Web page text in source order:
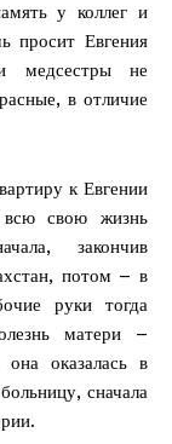
у коллег и
просит Евгения
медсестры не
в отличие
к Евгении
свою жизнь
закончив
потом – в
руки тогда
матери –
оказалась в
сначала